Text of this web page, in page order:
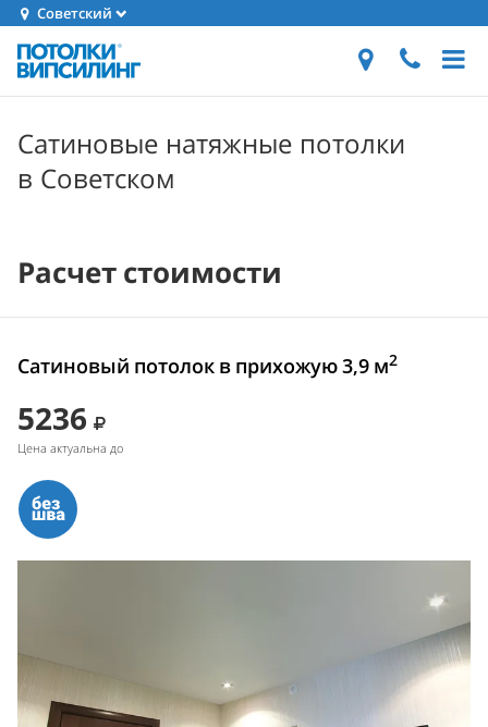
Советский
Сатиновые натяжные потолки
в Советском
Расчет стоимости
Сатиновый потолок в прихожую 3,9 м2
5236
Цена актуальна до